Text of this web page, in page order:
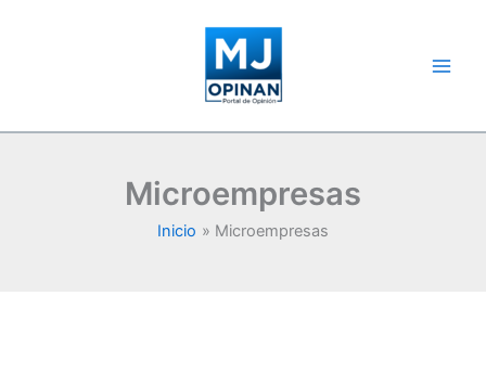
Microempresas
Inicio Microempresas